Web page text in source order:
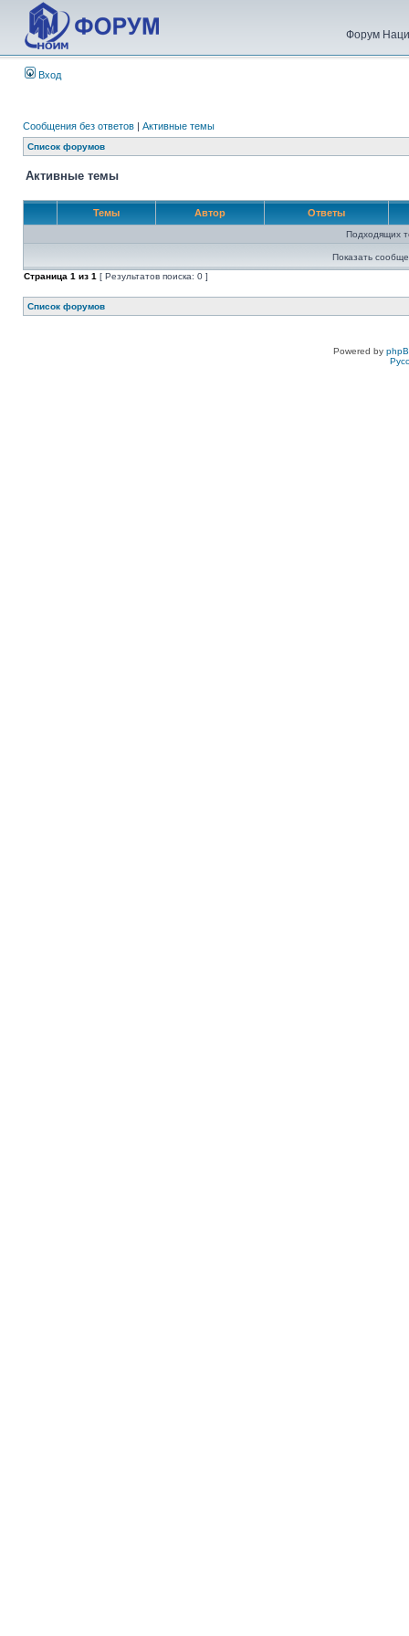
Форум
Вход
Сообщения без ответов | Активные темы
Список форумов
Активные темы
Темы Автор Ответы
Подходящих
Показать
Страница 1 из 1 [ Результатов поиска: 0 ]
Список форумов
Powered by